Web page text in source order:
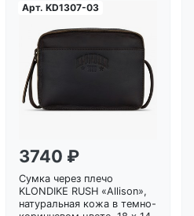
Арт. KD1307-03
Загрузка...
3740 ₽
Сумка через плечо
KLONDIKE RUSH «Allison»,
натуральная кожа в темно-